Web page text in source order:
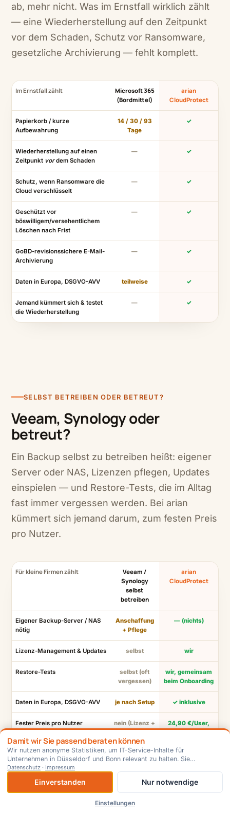
ab, mehr nicht. Was im Ernstfall wirklich zählt
— eine Wiederherstellung auf den Zeitpunkt
vor dem Schaden, Schutz vor Ransomware,
gesetzliche Archivierung — fehlt komplett.
Im Ernstfall zählt
Microsoft 365
(Bordmittel)
arian
CloudProtect
Papierkorb / kurze
Aufbewahrung
14 / 30 / 93
Tage
✓
Wiederherstellung auf einen
Zeitpunkt vordem Schaden
— ✓
Schutz, wenn Ransomware die
Cloud verschlüsselt
— ✓
Geschützt vor
böswilligem/versehentlichem
Löschen nach Frist
— ✓
GoBD-revisionssichere E-Mail-
Archivierung
— ✓
Daten in Europa, DSGVO-AVV teilweise ✓
Jemand kümmert sich & testet
die Wiederherstellung
— ✓
SELBST BETREIBEN ODER BETREUT?
Veeam, Synology oder
betreut?
Ein Backup selbst zu betreiben heißt: eigener
Server oder NAS, Lizenzen pflegen, Updates
einspielen — und Restore-Tests, die im Alltag
fast immer vergessen werden. Bei arian
kümmert sich jemand darum, zum festen Preis
pro Nutzer.
Für kleine Firmen zählt
Veeam /
Synology
selbst
betreiben
arian
CloudProtect
Eigener Backup-Server / NAS
nötig
Anschaffung
+ Pflege
— (nichts)
Lizenz-Management & Updates selbst wir
Restore-Tests
selbst (oft
vergessen)
wir, gemeinsam
beim Onboarding
Daten in Europa, DSGVO-AVV je nach Setup ✓ inklusive
Fester Preis pro Nutzer
nein (Lizenz +
Zeit)
24,90 €/User,
Ansprechpartner vor Ort
—
(Software/anonym)
Düsseldorf &
Bonn
⊕ Als App installieren
Damit wir Sie passend beraten können
Wir nutzen anonyme Statistiken, um IT-Service-Inhalte für
Unternehmen in Düsseldorf und Bonn relevant zu halten. Sie
entscheiden — jederzeit änderbar.
Datenschutz · Impressum
Einverstanden
Einstellungen
Nur notwendige